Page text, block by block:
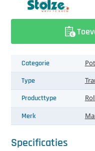
Reinigingsmachines
Sorteermachines
Teeltbenodigdheden
Teeltwisseling
Categorie
Type
Producttype
Merk
Specificaties